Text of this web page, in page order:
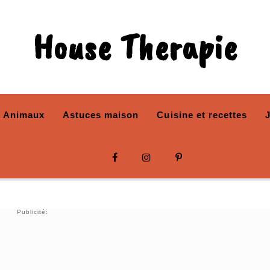
House Therapie
Animaux Astuces maison Cuisine et recettes
Publicité: